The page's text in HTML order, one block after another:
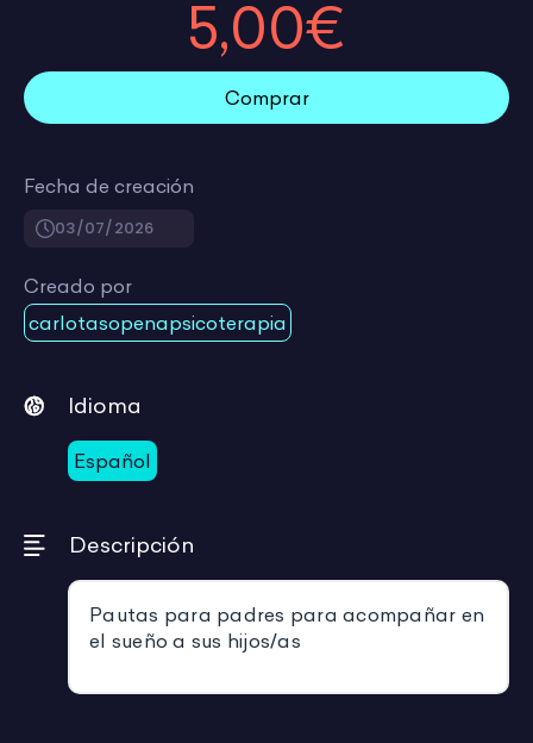
Fecha de creación
03/07/2026
Creado por
carlotasopenapsicoterapia
Idioma
Español
Descripción
Pautas para padres para acompañar en
el sueño a sus hijos/as
5,00€
Comprar